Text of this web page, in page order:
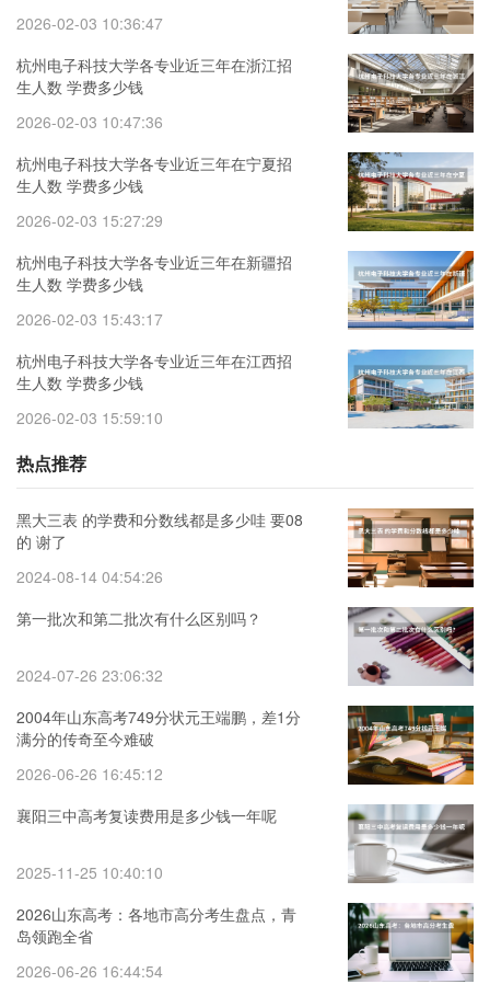
2026-02-03 10:36:47
杭州电子科技大学各专业近三年在浙江招
生人数 学费多少钱
2026-02-03 10:47:36
杭州电子科技大学各专业近三年在宁夏招
生人数 学费多少钱
2026-02-03 15:27:29
杭州电子科技大学各专业近三年在新疆招
生人数 学费多少钱
2026-02-03 15:43:17
杭州电子科技大学各专业近三年在江西招
生人数 学费多少钱
2026-02-03 15:59:10
热点推荐
黑大三表 的学费和分数线都是多少哇 要08
的 谢了
2024-08-14 04:54:26
第一批次和第二批次有什么区别吗？
2024-07-26 23:06:32
2004年山东高考749分状元王端鹏，差1分
满分的传奇至今难破
2026-06-26 16:45:12
襄阳三中高考复读费用是多少钱一年呢
2025-11-25 10:40:10
2026山东高考：各地市高分考生盘点，青
岛领跑全省
2026-06-26 16:44:54